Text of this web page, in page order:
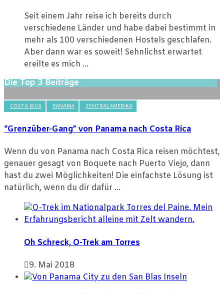
Seit einem Jahr reise ich bereits durch
verschiedene Länder und habe dabei bestimmt in
mehr als 100 verschiedenen Hostels geschlafen.
Aber dann war es soweit! Sehnlichst erwartet
ereilte es mich ...
Die Top 3 Beiträge
COSTA RICA PANAMA ZENTRALAMERIKA
“Grenzüber-Gang” von Panama nach Costa Rica
Wenn du von Panama nach Costa Rica reisen möchtest,
genauer gesagt von Boquete nach Puerto Viejo, dann
hast du zwei Möglichkeiten! Die einfachste Lösung ist
natürlich, wenn du dir dafür ...
Oh Schreck, O-Trek am Torres
9. Mai 2018